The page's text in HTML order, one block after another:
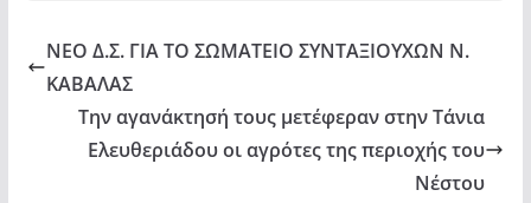
ΝΕΟ Δ.Σ. ΓΙΑ ΤΟ ΣΩΜΑΤΕΙΟ ΣΥΝΤΑΞΙΟΥΧΩΝ Ν.
ΚΑΒΑΛΑΣ
Την αγανάκτησή τους μετέφεραν στην Τάνια
Ελευθεριάδου οι αγρότες της περιοχής του
Νέστου